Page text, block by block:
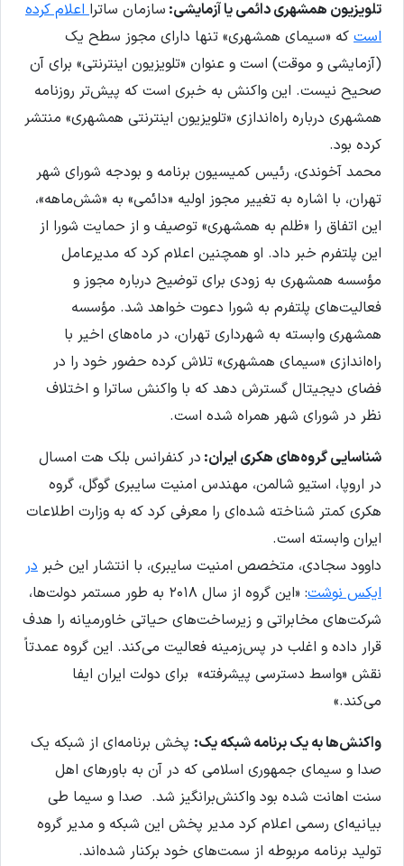
تلویزیون همشهری دائمی یا آزمایشی: سازمان ساترااعلام کرده
استکه «سیمای همشهری» تنها دارای مجوز سطح یک
(آزمایشی و موقت) است و عنوان «تلویزیون اینترنتی» برای آن
صحیح نیست. این واکنش به خبری است که پیش‌تر روزنامه
همشهری درباره راه‌اندازی «تلویزیون اینترنتی همشهری» منتشر
کرده بود.
محمد آخوندی، رئیس کمیسیون برنامه و بودجه شورای شهر
تهران، با اشاره به تغییر مجوز اولیه «دائمی» به «شش‌ماهه»،
این اتفاق را «ظلم به همشهری» توصیف و از حمایت شورا از
این پلتفرم خبر داد. او همچنین اعلام کرد که مدیرعامل
مؤسسه همشهری به زودی برای توضیح درباره مجوز و
فعالیت‌های پلتفرم به شورا دعوت خواهد شد. مؤسسه
همشهری وابسته به شهرداری تهران، در ماه‌های اخیر با
راه‌اندازی «سیمای همشهری» تلاش کرده حضور خود را در
فضای دیجیتال گسترش دهد که با واکنش ساترا و اختلاف
نظر در شورای شهر همراه شده است.
شناسایی گروه‌های هکری ایران: در کنفرانس بلک هت امسال
در اروپا، استیو شالمن، مهندس امنیت سایبری گوگل، گروه
هکری کمتر شناخته شده‌ای را معرفی کرد که به وزارت اطلاعات
ایران وابسته است.
داوود سجادی، متخصص امنیت سایبری، با انتشار این خبر در
ایکس نوشت
: «این گروه از سال ۲۰۱۸ به طور مستمر دولت‌ها،
شرکت‌های مخابراتی و زیرساخت‌های حیاتی خاورمیانه را هدف
قرار داده و اغلب در پس‌زمینه فعالیت می‌کند. این گروه عمدتاً
نقش «واسط دسترسی پیشرفته» برای دولت ایران ایفا
می‌کند.»
واکنش‌ها به یک برنامه شبکه یک:پخش برنامه‌ای از شبکه یک
صدا و سیمای جمهوری اسلامی که در آن به باورهای اهل
سنت اهانت شده بود واکنش‌برانگیز شد. صدا و سیما طی
بیانیه‌ای رسمی اعلام کرد مدیر پخش این شبکه و مدیر گروه
تولید برنامه مربوطه از سمت‌های خود برکنار شده‌اند.